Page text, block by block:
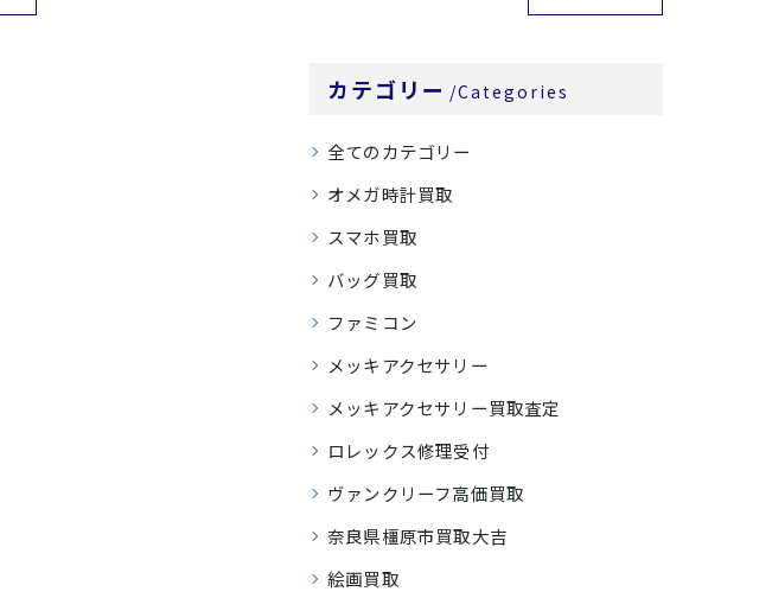
カテゴリー Categories
全てのカテゴリー
オメガ時計買取
スマホ買取
バッグ買取
ファミコン
メッキアクセサリー
メッキアクセサリー買取査定
ロレックス修理受付
ヴァンクリーフ高価買取
奈良県橿原市買取大吉
絵画買取